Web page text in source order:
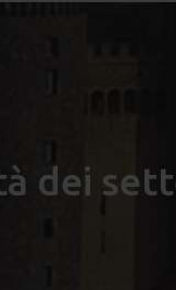
dei